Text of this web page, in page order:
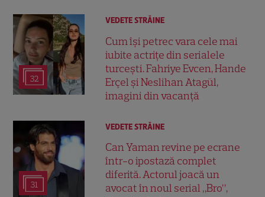
32
VEDETE STRĂINE
Cum își petrec vara cele mai
iubite actrițe din serialele
turcești. Fahriye Evcen, Hande
Erçel și Neslihan Atagül,
imagini din vacanță
31
VEDETE STRĂINE
Can Yaman revine pe ecrane
într-o ipostază complet
diferită. Actorul joacă un
avocat în noul serial „Bro”,